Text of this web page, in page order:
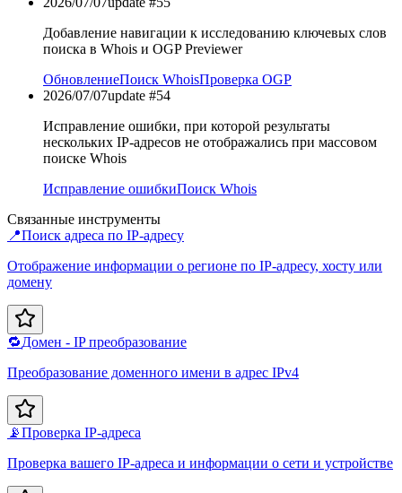
Добавление навигации к исследованию ключевых слов
поиска в Whois и OGP Previewer
ОбновлениеПоиск WhoisПроверка OGP
2026/07/07update #54
Исправление ошибки, при которой результаты
нескольких IP-адресов не отображались при массовом
поиске Whois
Исправление ошибкиПоиск Whois
Связанные инструменты
📍Поиск адреса по IP-адресу
Отображение информации о регионе по IP-адресу, хосту или
домену
🔁Домен - IP преобразование
Преобразование доменного имени в адрес IPv4
📡Проверка IP-адреса
Проверка вашего IP-адреса и информации о сети и устройстве